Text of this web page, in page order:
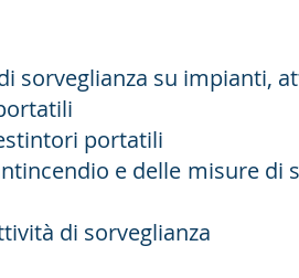
sorveglianza su impianti,
portatili
e delle misure
di sorveglianza